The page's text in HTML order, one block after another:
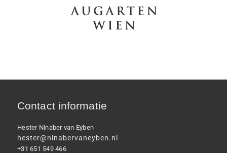
Contact informatie
Hester Ninaber van Eyben
hester@ninabervaneyben.nl
+31 651 549 466